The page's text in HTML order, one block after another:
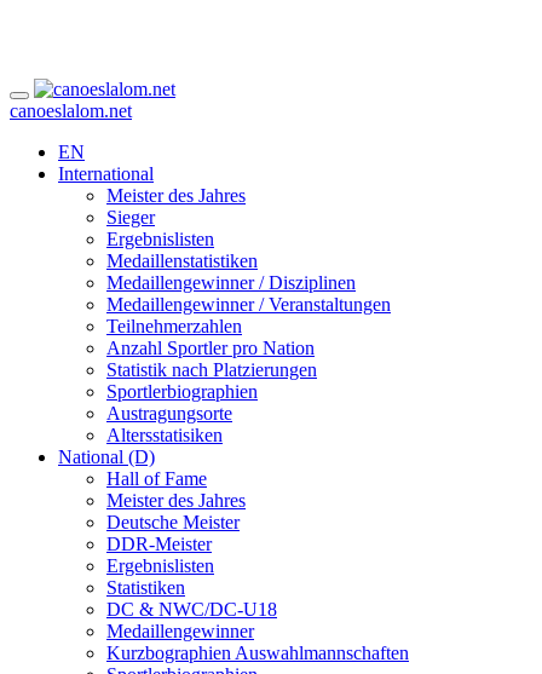
canoeslalom.net
EN
International
Meister des Jahres
Sieger
Ergebnislisten
Medaillenstatistiken
Medaillengewinner / Disziplinen
Medaillengewinner / Veranstaltungen
Teilnehmerzahlen
Anzahl Sportler pro Nation
Statistik nach Platzierungen
Sportlerbiographien
Austragungsorte
Altersstatisiken
National (D)
Hall of Fame
Meister des Jahres
Deutsche Meister
DDR-Meister
Ergebnislisten
Statistiken
DC & NWC/DC-U18
Medaillengewinner
Kurzbographien Auswahlmannschaften